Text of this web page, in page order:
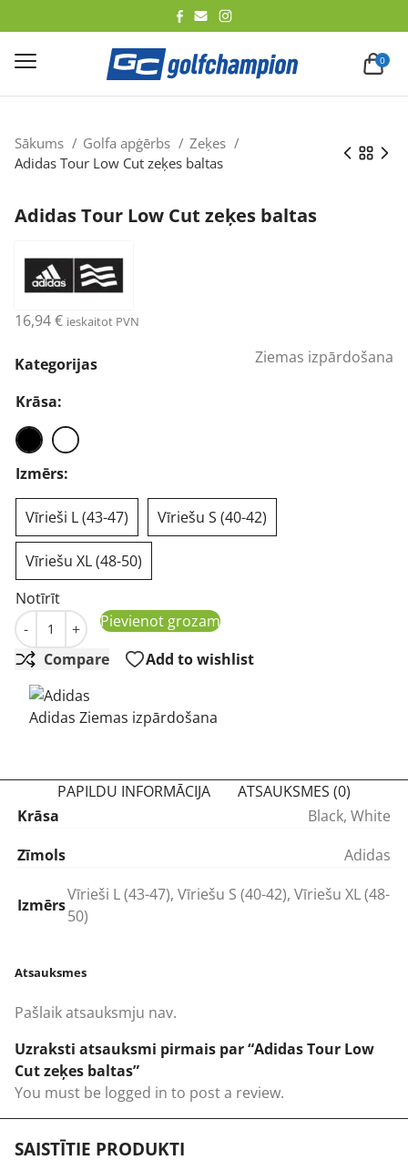
0
Sākums Golfa apģērbs
Zeķes
Adidas Tour Low Cut zeķes baltas
Adidas Tour Low Cut zeķes baltas
16,94€ ieskaitot PVN
Kategorijas Ziemas izpārdošana
Krāsa:
Izmērs:
Vīrieši L (43-47) Vīriešu S (40-42)
Vīriešu XL (48-50)
Notīrīt
-
Adidas Tour Low Cut zeķes baltas daudzums
+
Pievienot grozam
Compare
Add to wishlist
Adidas Ziemas izpārdošana
PAPILDU INFORMĀCIJA
ATSAUKSMES (0)
Krāsa
Black, White
Zīmols
Adidas
Izmērs
Vīrieši L (43-47), Vīriešu S (40-42), Vīriešu XL (48-
50)
Atsauksmes
Pašlaik atsauksmju nav.
Uzraksti atsauksmi pirmais par “Adidas Tour Low
Cut zeķes baltas”
You must be logged in to post a review.
SAISTĪTIE PRODUKTI